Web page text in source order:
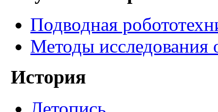
Подводная
Методы исследования
История